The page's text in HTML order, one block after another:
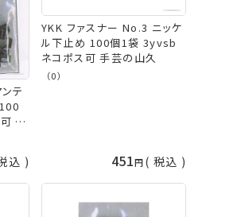
テ
ア
込
YKK ファスナー No.3 ニッケ
ル下止め 100個1袋 3yvsb
ネコポス可 手芸の山久
（0）
451 税込